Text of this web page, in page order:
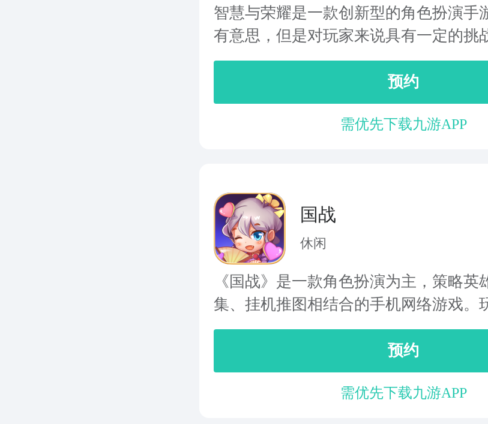
智慧与荣耀是一款创新型的角色扮演手
有意思，但是对玩家来说具有一定的挑
预约
需优先下载九游APP
国战
休闲
《国战》是一款角色扮演为主，策略英
集、挂机推图相结合的手机网络游戏。
预约
需优先下载九游APP